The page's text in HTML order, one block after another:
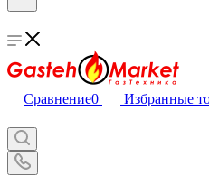
Сравнение0 Избранные